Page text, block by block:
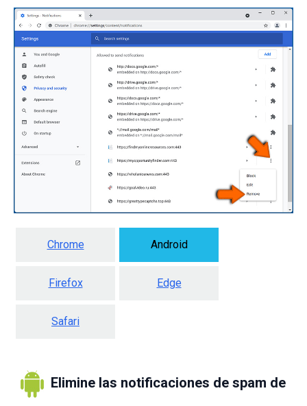
Chrome Android
Firefox Edge
Safari
Elimine las notificaciones de spam de